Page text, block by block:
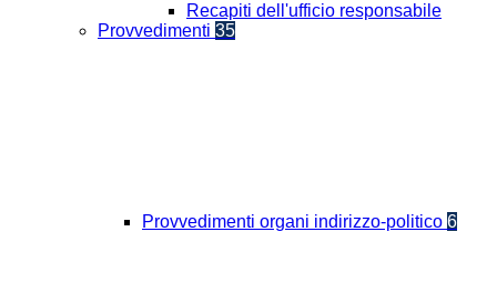
Recapiti dell'ufficio responsabile
Provvedimenti 35
Provvedimenti organi indirizzo-politico 6